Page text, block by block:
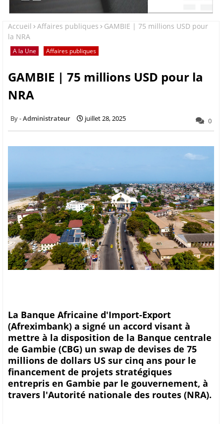
Accueil Affaires publiques
GAMBIE | 75 millions USD pour
la NRA
A la Une Affaires publiques
GAMBIE | 75 millions USD pour la
NRA
Administrateur juillet 28, 2025 0
La Banque Africaine d'Import-Export
(Afreximbank) a signé un accord visant à
mettre à la disposition de la Banque centrale
de Gambie (CBG) un swap de devises de 75
millions de dollars US sur cinq ans pour le
financement de projets stratégiques
entrepris en Gambie par le gouvernement, à
travers l'Autorité nationale des routes (NRA).